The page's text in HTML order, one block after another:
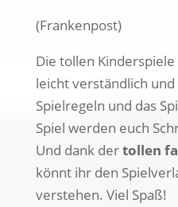
(Frankenpost)
Die tollen
leicht verständlich und
Spielregeln und das
Spiel werden euch
Und dank dertollen
könnt ihr den
verstehen. Viel Spaß!